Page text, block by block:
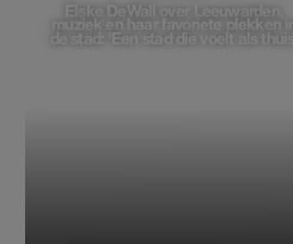
Elske DeWall over Leeuwarden,
muziek en haar favoriete plekken in
de stad: 'Een stad die voelt als thuis'